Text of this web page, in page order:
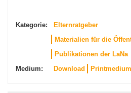
Kategorie:
Elternratgeber
Materialien für die
Publikationen der LaNa
Medium:
Download Printmedium